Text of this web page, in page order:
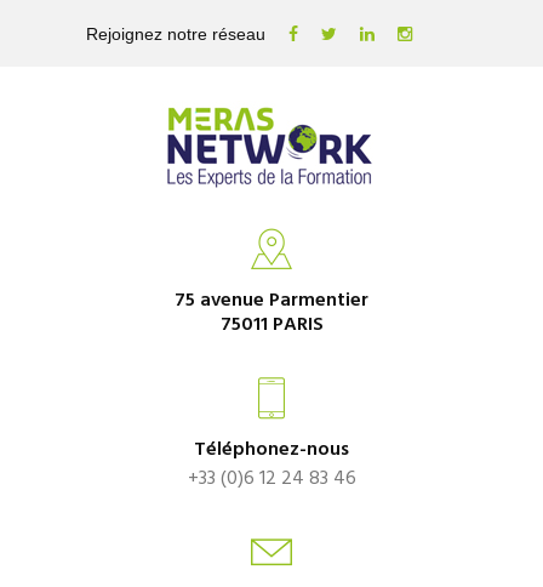
Rejoignez notre réseau
75 avenue Parmentier
75011 PARIS
Téléphonez-nous
+33 (0)6 12 24 83 46